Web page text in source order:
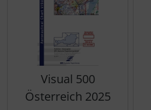
Visual 500
Österreich 2025